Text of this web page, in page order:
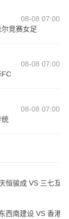
08-08 07:00
尔竞赛女足
08-08 07:00
FC
08-08 07:00
统
骏成 VS 三七互娱
南建设 VS 香港圣